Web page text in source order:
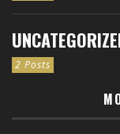
2 Posts